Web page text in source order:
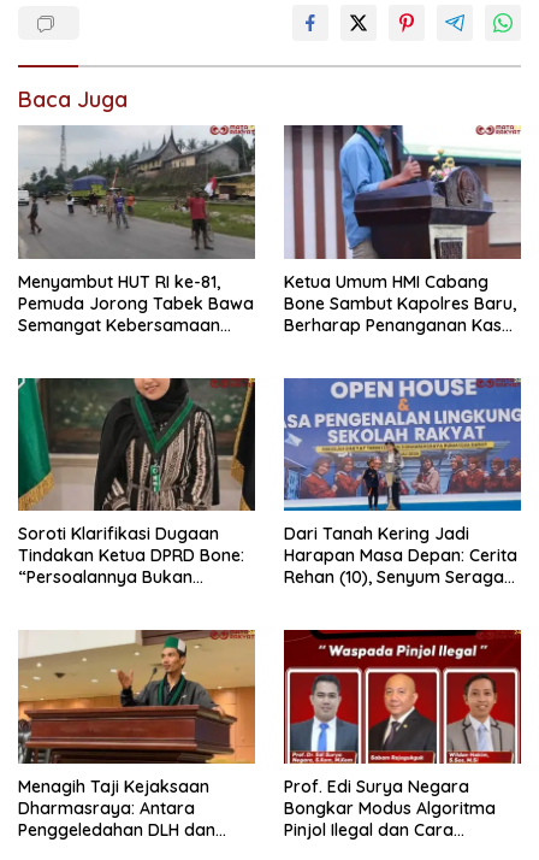
Baca Juga
Menyambut HUT RI ke-81,
Pemuda Jorong Tabek Bawa
Semangat Kebersamaan
Ketua Umum HMI Cabang
Bone Sambut Kapolres Baru,
Berharap Penanganan Kasus
Soroti Klarifikasi Dugaan
Tindakan Ketua DPRD Bone:
“Persoalannya Bukan
Dari Tanah Kering Jadi
Harapan Masa Depan: Cerita
Rehan (10), Senyum Seragam
Menagih Taji Kejaksaan
Dharmasraya: Antara
Penggeledahan DLH dan
Prof. Edi Surya Negara
Bongkar Modus Algoritma
Pinjol Ilegal dan Cara